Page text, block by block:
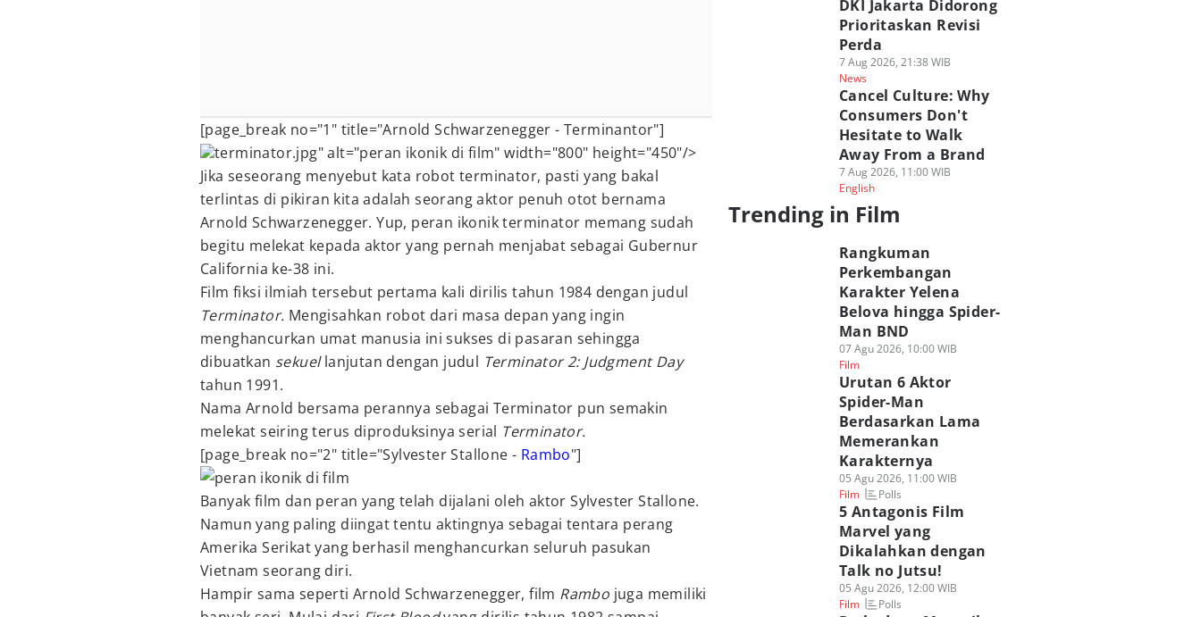
[page_break no="1" title="Arnold Schwarzenegger - Terminantor"]
terminator.jpg" alt="peran ikonik di film" width="800" height="450"/>
Jika seseorang menyebut kata robot terminator, pasti yang bakal
terlintas di pikiran kita adalah seorang aktor penuh otot bernama
Arnold Schwarzenegger. Yup, peran ikonik terminator memang sudah
begitu melekat kepada aktor yang pernah menjabat sebagai Gubernur
California ke-38 ini.
Film fiksi ilmiah tersebut pertama kali dirilis tahun 1984 dengan judul
Terminator. Mengisahkan robot dari masa depan yang ingin
menghancurkan umat manusia ini sukses di pasaran sehingga
dibuatkan sekuellanjutan dengan judul Terminator 2: Judgment Day
tahun 1991.
Nama Arnold bersama perannya sebagai Terminator pun semakin
melekat seiring terus diproduksinya serial Terminator.
[page_break no="2" title="Sylvester Stallone - Rambo"]
Banyak film dan peran yang telah dijalani oleh aktor Sylvester Stallone.
Namun yang paling diingat tentu aktingnya sebagai tentara perang
Amerika Serikat yang berhasil menghancurkan seluruh pasukan
Vietnam seorang diri.
Hampir sama seperti Arnold Schwarzenegger, film Rambo juga memiliki
DKI Jakarta Didorong
Prioritaskan Revisi
Perda
7 Aug 2026, 21:38 WIB
News
Cancel Culture: Why
Consumers Don't
Hesitate to Walk
Away From a Brand
7 Aug 2026, 11:00 WIB
English
Trending in Film
Rangkuman
Perkembangan
Karakter Yelena
Belova hingga Spider-
Man BND
07 Agu 2026, 10:00 WIB
Film
Urutan 6 Aktor
Spider-Man
Berdasarkan Lama
Memerankan
Karakternya
05 Agu 2026, 11:00 WIB
Film
Polls
5 Antagonis Film
Marvel yang
Dikalahkan dengan
Talk no Jutsu!
05 Agu 2026, 12:00 WIB
Film
Polls